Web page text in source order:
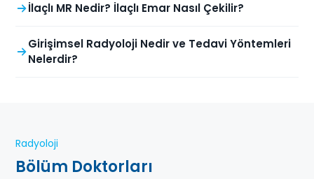
İlaçlı MR Nedir? İlaçlı Emar Nasıl Çekilir?
Girişimsel Radyoloji Nedir ve Tedavi Yöntemleri
Nelerdir?
Radyoloji
Bölüm Doktorları